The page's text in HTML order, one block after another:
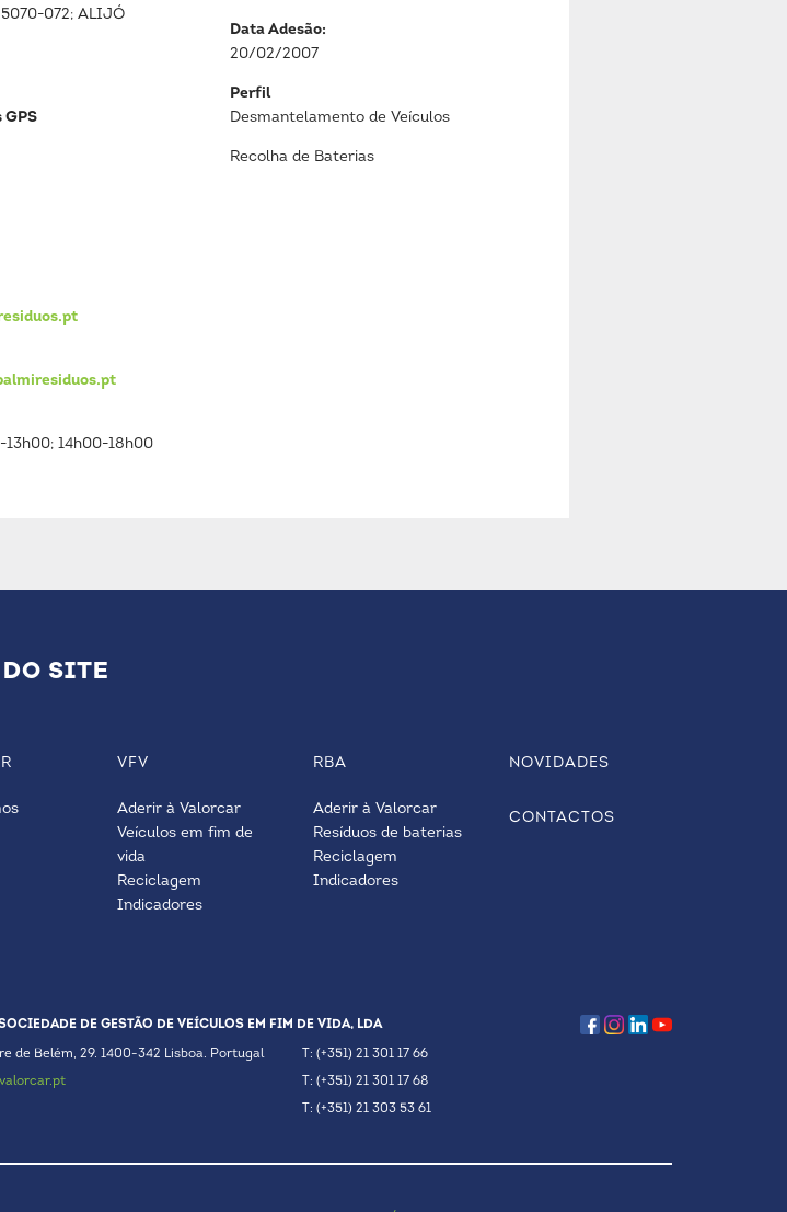
072; ALIJÓ
GPS
13h00; 14h00-18h00
Data Adesão:
20/02/2007
Perfil
Desmantelamento de Veículos
Recolha de Baterias
SITE
VFV
Aderir à Valorcar
Veículos em fim de
vida
Reciclagem
Indicadores
RBA
Aderir à Valorcar
Resíduos de baterias
Reciclagem
Indicadores
NOVIDADES
CONTACTOS
DE GESTÃO DE VEÍCULOS EM FIM DE VIDA, LDA
de Belém, 29. 1400-342 Lisboa. Portugal T: (+351) 21 301 17 66
T: (+351) 21 301 17 68
T: (+351) 21 303 53 61